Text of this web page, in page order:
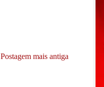
Postagem mais antiga